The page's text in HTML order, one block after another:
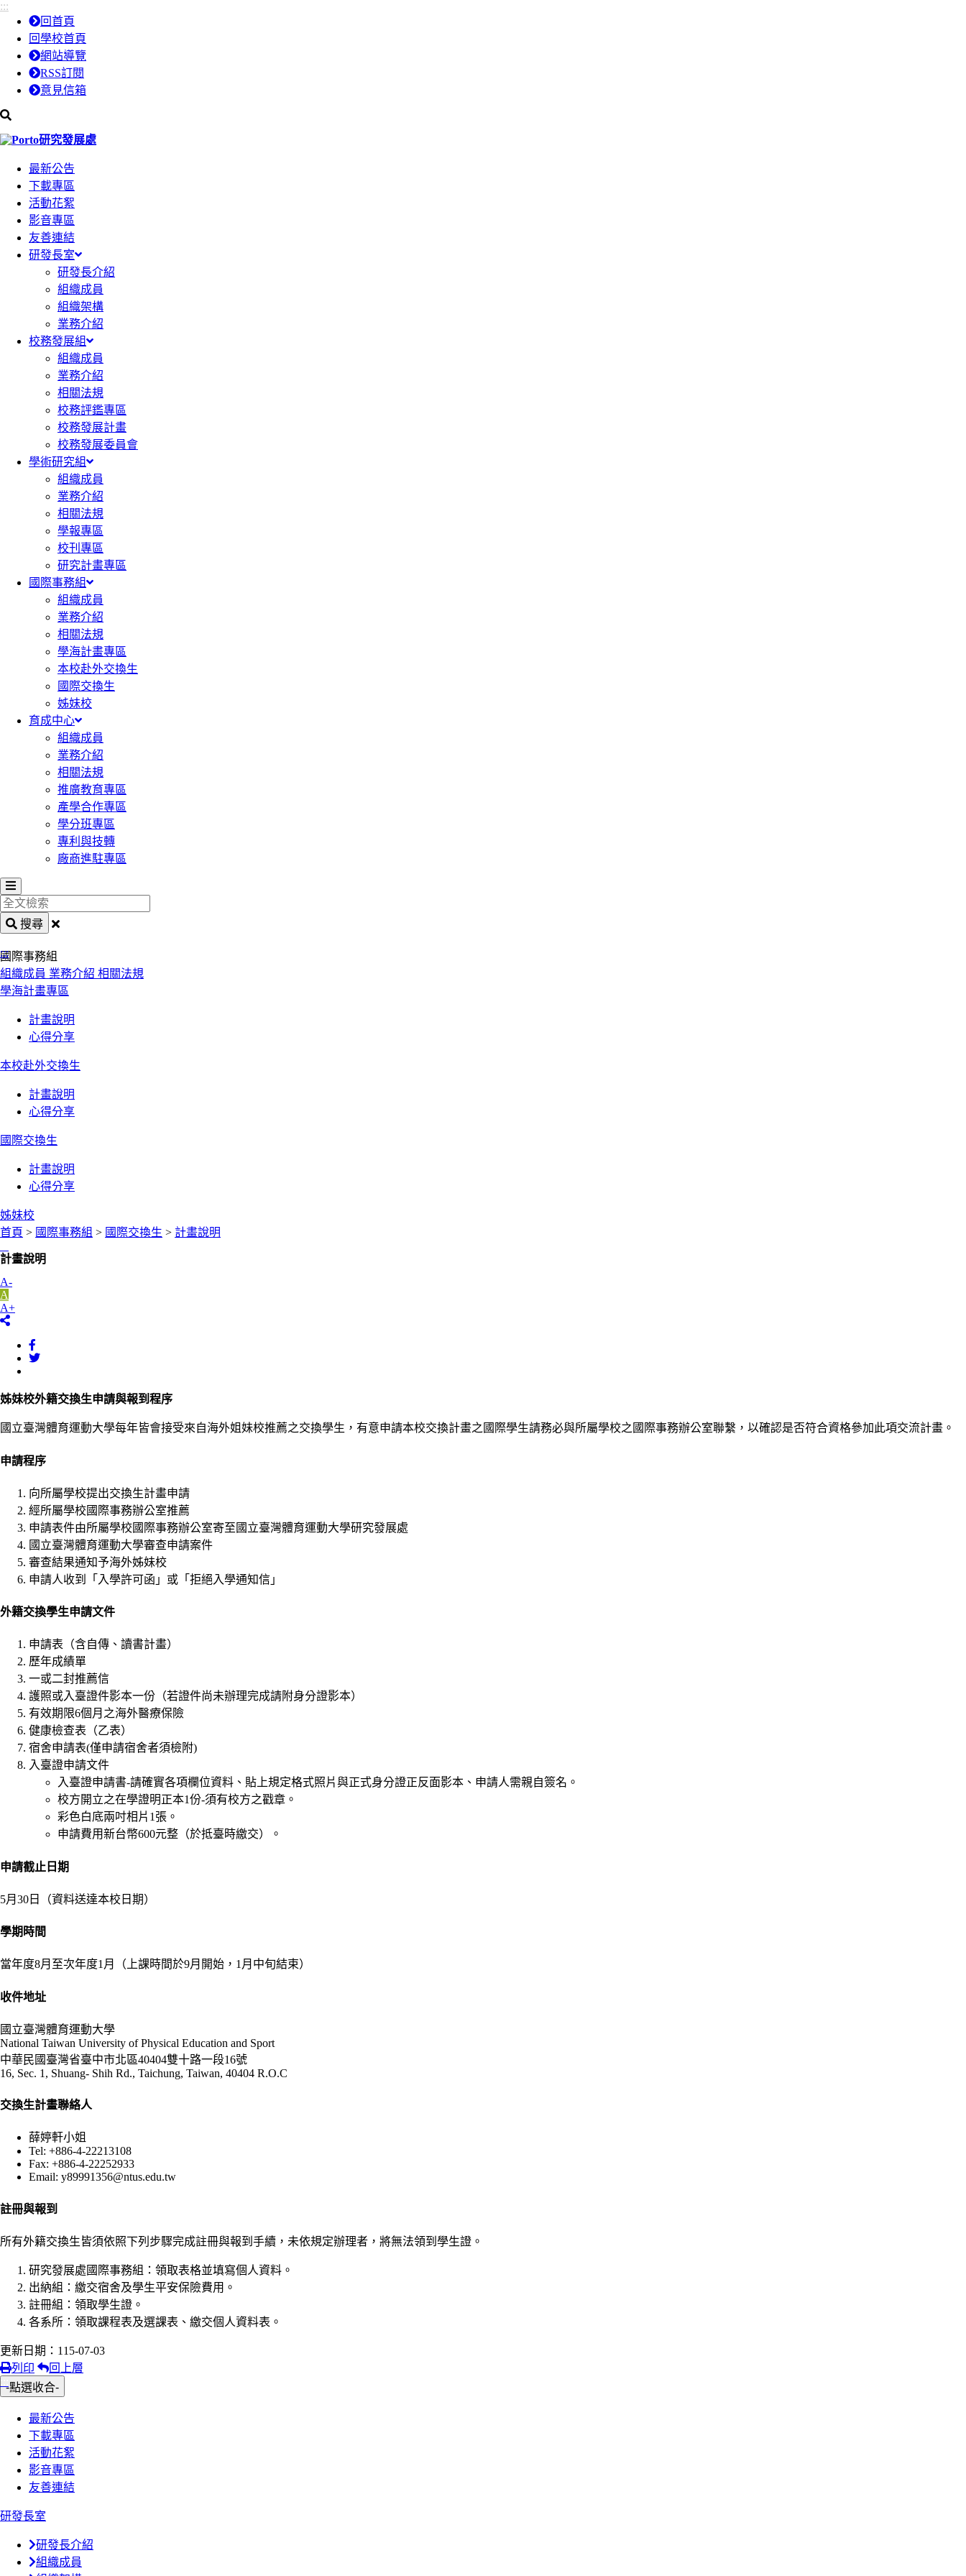
容
區
塊
容
區
塊
:::
回首頁
回學校首頁
網站導覽
RSS訂閱
意見信箱
研究發展處
最新公告
下載專區
活動花絮
影音專區
友善連結
研發長室
研發長介紹
組織成員
組織架構
業務介紹
校務發展組
組織成員
業務介紹
相關法規
校務評鑑專區
校務發展計畫
校務發展委員會
學術研究組
組織成員
業務介紹
相關法規
學報專區
校刊專區
研究計畫專區
國際事務組
組織成員
業務介紹
相關法規
學海計畫專區
本校赴外交換生
國際交換生
姊妹校
育成中心
組織成員
業務介紹
相關法規
推廣教育專區
產學合作專區
學分班專區
專利與技轉
廠商進駐專區
全
文
索
搜尋
:::
國際事務組
組織成員 業務介紹 相關法規
學海計畫專區
計畫說明
心得分享
本校赴外交換生
計畫說明
心得分享
國際交換生
計畫說明
心得分享
姊妹校
首頁 > 國際事務組 > 國際交換生 > 計畫說明
計畫說明
A-
A
A+
姊妹校外籍交換生申請與報到程序
國立臺灣體育運動大學每年皆會接受來自海外姐妹校推薦之交換學生，有意申請本校交換計畫之國際學生請務必與所屬學校之國際事務辦公室聯繫，以確認是否符合資格參加此項交流計畫。
申請程序
向所屬學校提出交換生計畫申請
經所屬學校國際事務辦公室推薦
申請表件由所屬學校國際事務辦公室寄至國立臺灣體育運動大學研究發展處
國立臺灣體育運動大學審查申請案件
審查結果通知予海外姊妹校
申請人收到「入學許可函」或「拒絕入學通知信」
外籍交換學生申請文件
申請表（含自傳、讀書計畫）
歷年成績單
一或二封推薦信
護照或入臺證件影本一份（若證件尚未辦理完成請附身分證影本）
有效期限6個月之海外醫療保險
健康檢查表（乙表）
宿舍申請表(僅申請宿舍者須檢附)
入臺證申請文件
入臺證申請書-請確實各項欄位資料、貼上規定格式照片與正式身分證正反面影本、申請人需親自簽名。
校方開立之在學證明正本1份-須有校方之戳章。
彩色白底兩吋相片1張。
申請費用新台幣600元整（於抵臺時繳交）。
申請截止日期
5月30日（資料送達本校日期）
學期時間
當年度8月至次年度1月（上課時間於9月開始，1月中旬結束）
收件地址
國立臺灣體育運動大學
National Taiwan University of Physical Education and Sport
中華民國臺灣省臺中市北區40404雙十路一段16號
16, Sec. 1, Shuang- Shih Rd., Taichung, Taiwan, 40404 R.O.C
交換生計畫聯絡人
薛婷軒小姐
Tel: +886-4-22213108
Fax: +886-4-22252933
Email: y89991356@ntus.edu.tw
註冊與報到
所有外籍交換生皆須依照下列步驟完成註冊與報到手續，未依規定辦理者，將無法領到學生證。
研究發展處國際事務組：領取表格並填寫個人資料。
出納組：繳交宿舍及學生平安保險費用。
註冊組：領取學生證。
各系所：領取課程表及選課表、繳交個人資料表。
更新日期：115-07-03
列印
回上層
::: -點選收合-
最新公告
下載專區
活動花絮
影音專區
友善連結
研發長室
研發長介紹
組織成員